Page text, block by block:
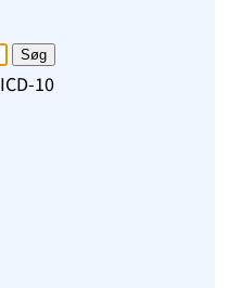
Søg
ICD-10